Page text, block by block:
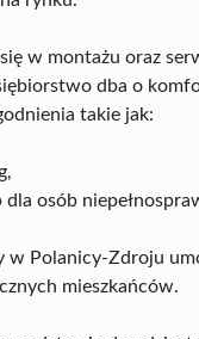
w montażu oraz
dba o
takie jak:
dla osób
w Polanicy-Zdroju
mieszkańców.